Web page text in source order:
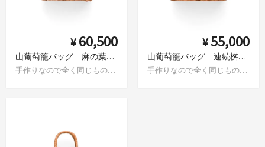
¥ 60,500
山葡萄籠バッグ 麻の葉編み
手作りなので全く同じものはありません
¥55,000
山葡萄籠バッグ 連続桝網代
手作りなので全く同じものはありません